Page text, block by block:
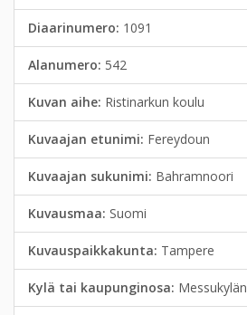
Diaarinumero: 1091
Alanumero: 542
Kuvan aihe: Ristinarkun koulu
Kuvaajan etunimi: Fereydoun
Kuvaajan sukunimi: Bahramnoori
Kuvausmaa: Suomi
Kuvauspaikkakunta: Tampere
Kylä tai kaupunginosa: Messukylän